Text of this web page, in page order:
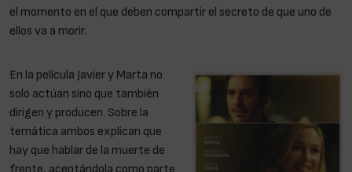
el momento en el que deben compartir el secreto de que uno de
ellos va a morir.
En la película Javier y Marta no
solo actúan sino que también
dirigen y producen. Sobre la
temática ambos explican que
hay que hablar de la muerte de
frente, aceptándola como parte